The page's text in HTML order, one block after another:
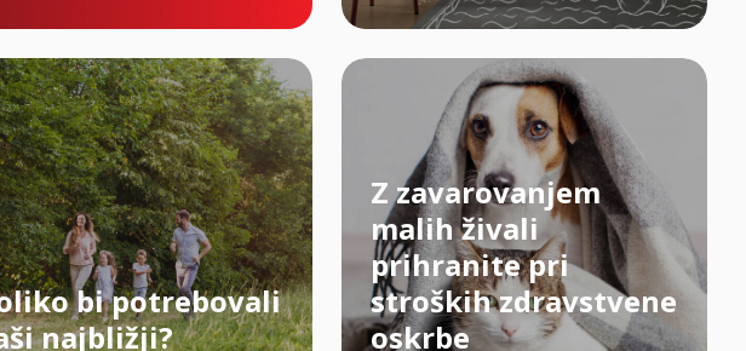
bi potrebovali
najbližji?
Z zavarovanjem
malih živali
prihranite pri
stroških zdravstvene
oskrbe